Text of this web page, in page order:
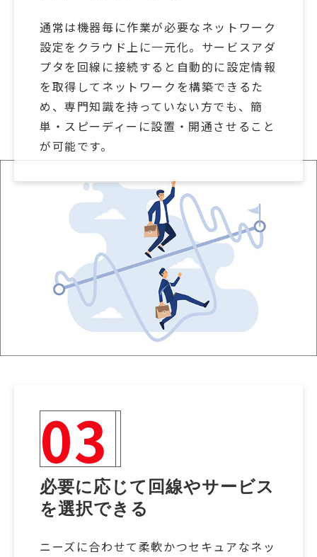
通常は機器毎に作業が必要なネットワーク
設定をクラウド上に一元化。サービスアダ
プタを回線に接続すると自動的に設定情報
を取得してネットワークを構築できるた
め、専門知識を持っていない方でも、簡
単・スピーディーに設置・開通させること
が可能です。
03
必要に応じて回線やサービス
を選択できる
ニーズに合わせて柔軟かつセキュアなネッ